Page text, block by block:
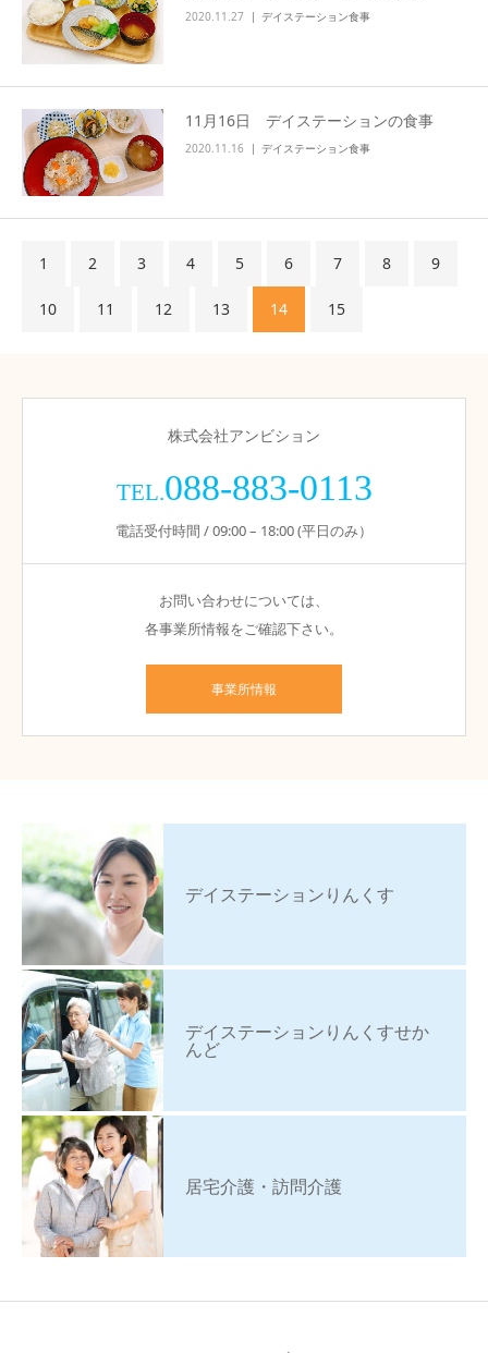
2020.11.27 デイステーション食事
11月16日 デイステーションの食事
2020.11.16 デイステーション食事
1 2 3 4 5 6 7 8 9
10 11 12 13 14 15
株式会社アンビション
TEL.088-883-0113
電話受付時間 / 09:00 – 18:00 (平日のみ）
お問い合わせについては、
各事業所情報をご確認下さい。
事業所情報
デイステーションりんくす
デイステーションりんくすせか
んど
居宅介護・訪問介護